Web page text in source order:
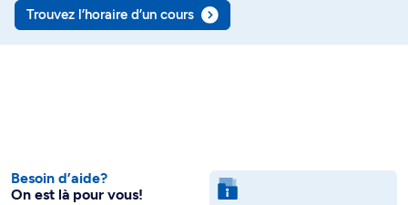
Trouvez l’horaire d’un cours
Besoin d’aide?
On est là pour vous!